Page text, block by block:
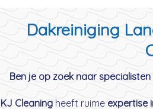
Dakreiniging
Ben je op zoek naar
KJ Cleaning heeft ruime expertise